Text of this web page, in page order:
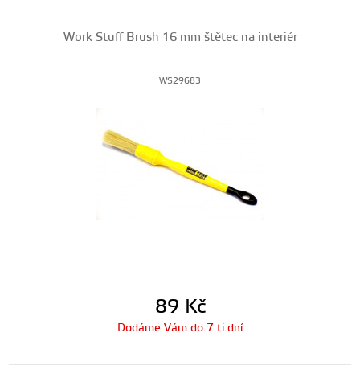
Work Stuff Brush 16 mm štětec na interiér
WS29683
89 Kč
Dodáme Vám do 7 ti dní